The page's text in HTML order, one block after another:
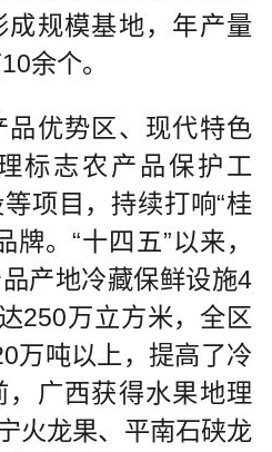
规模基地，年产量
余个。
优势区、现代特色
标志农产品保护工
项目，持续打响“桂
。“十四五”以来，
产地冷藏保鲜设施4
250万立方米，全区
万吨以上，提高了冷
广西获得水果地理
火龙果、平南石硖龙